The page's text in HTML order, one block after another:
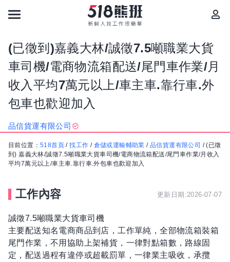
(已徵到)嘉義大林/誠徵7.5噸職業大貨
車司機/電商物流箱配送/尾門車作業/月
收入平均7萬元以上/車主車.靠行車.外
包車也歡迎加入
品信貨運有限公司
目前位置： 518首頁 /找工作 / 倉儲或運輸輔助業 /品信貨運有限公司 /(已徵
到) 嘉義大林/誠徵7.5噸職業大貨車司機/電商物流箱配送/尾門車作業/月收入
平均7萬元以上/車主車.靠行車.外包車也歡迎加入
工作內容 更新日期:2026-07-07
誠徵7.5噸職業大貨車司機
主要配送知名電商商品到店，工作單純，全部物流箱裝箱
尾門作業，不用協助上架補貨，一律對點箱數，路線固
定，配送過程有違停或超載罰單，一律業主吸收，承攬